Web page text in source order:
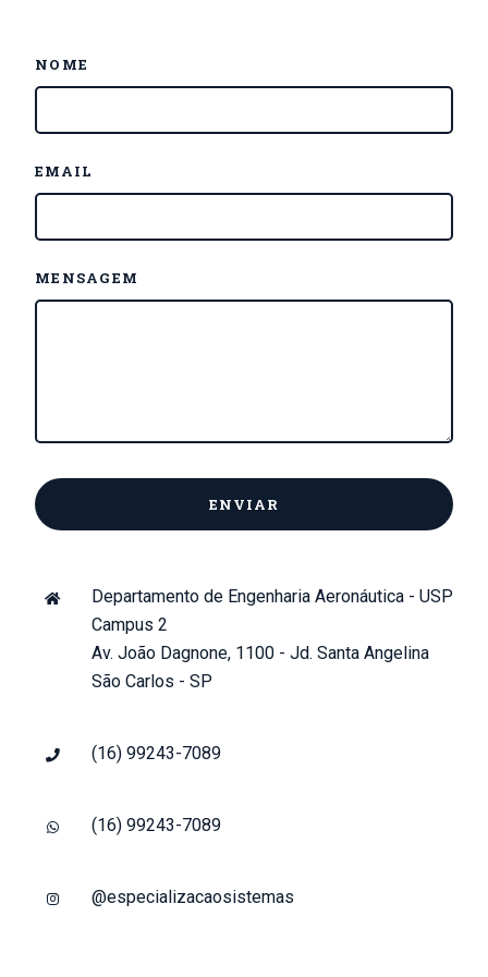
NOME
EMAIL
MENSAGEM
Departamento de Engenharia Aeronáutica - USP
Campus 2
Av. João Dagnone, 1100 - Jd. Santa Angelina
São Carlos - SP
(16) 99243-7089
(16) 99243-7089
@especializacaosistemas